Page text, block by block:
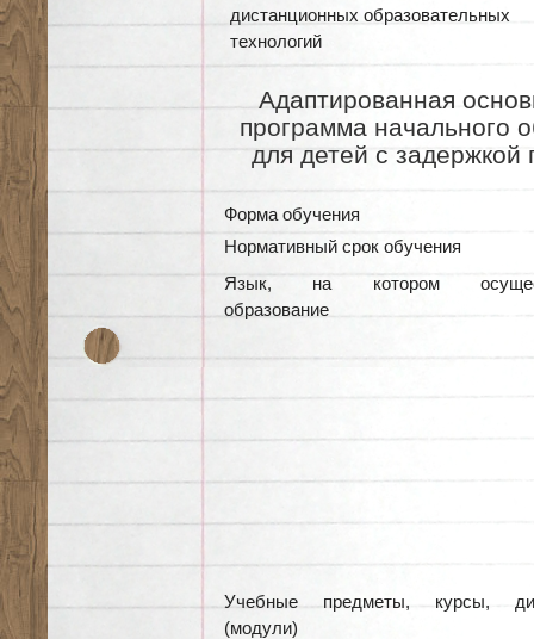
дистанционных образовательных
технологий
Адаптированная
программа начального
для детей с задержкой
Форма обучения
Нормативный срок обучения
Язык, на котором
образование
Учебные предметы, курсы,
(модули)